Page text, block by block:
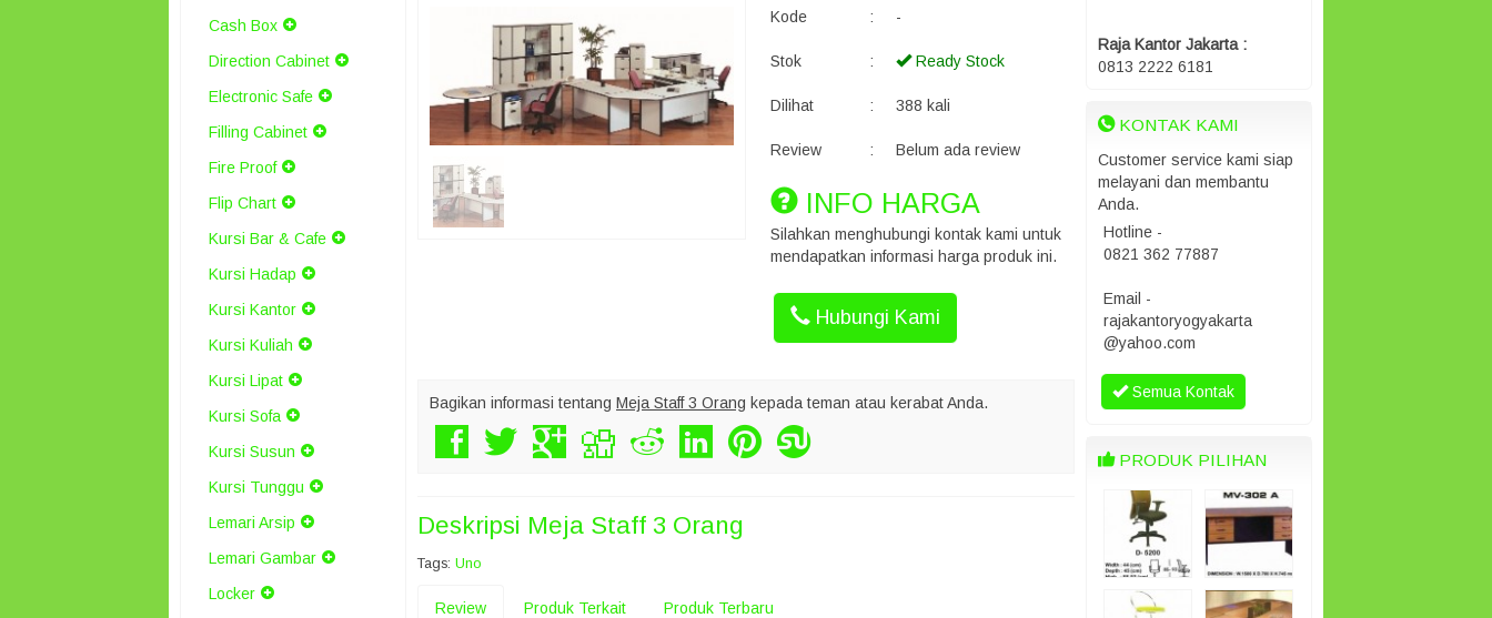
Cash Box
Direction Cabinet
Electronic Safe
Filling Cabinet
Fire Proof
Flip Chart
Kursi Bar & Cafe
Kursi Hadap
Kursi Kantor
Kursi Kuliah
Kursi Lipat
Kursi Sofa
Kursi Susun
Kursi Tunggu
Lemari Arsip
Lemari Gambar
Locker
Kode : -
Stok : Ready Stock
Dilihat : 388 kali
Review : Belum ada review
INFO HARGA
Silahkan menghubungi kontak kami untuk
mendapatkan informasi harga produk ini.
Hubungi Kami
Bagikan informasi tentang Meja Staff 3 Orang kepada teman atau kerabat Anda.
Deskripsi Meja Staff 3 Orang
Tags: Uno
Review Produk Terkait Produk Terbaru
Raja Kantor Jakarta :
0813 2222 6181
KONTAK KAMI
Customer service kami siap
melayani dan membantu
Anda.
Hotline -
0821 362 77887
Email -
rajakantoryogyakarta
@yahoo.com
Semua Kontak
PRODUK PILIHAN